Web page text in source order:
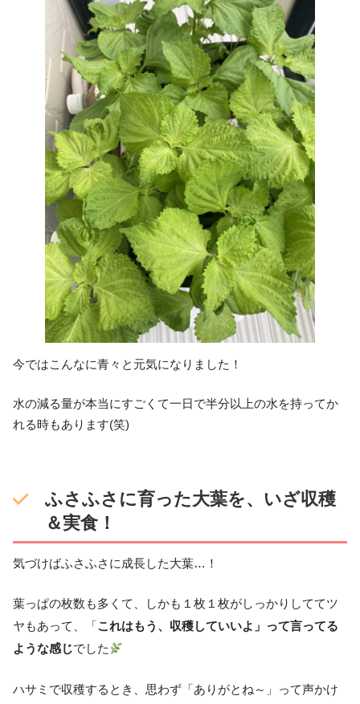
今ではこんなに青々と元気になりました！
水の減る量が本当にすごくて一日で半分以上の水を持ってか
れる時もあります(笑)
ふさふさに育った大葉を、いざ収穫
＆実食！
気づけばふさふさに成長した大葉…！
葉っぱの枚数も多くて、しかも１枚１枚がしっかりしててツ
ヤもあって、「 これはもう、収穫していいよ」って言ってる
ような感じでした
ハサミで収穫するとき、思わず「ありがとね～」って声かけ